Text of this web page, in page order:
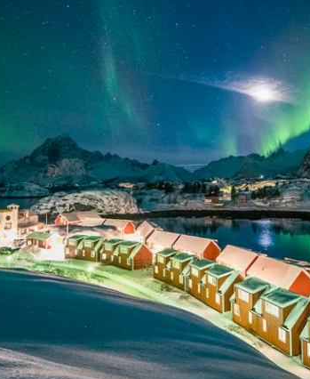
max. 18
und
als Ausgangspunkt für spannende
und Ausflüge in die Umgebung.
& mehr
Landausflüge
Sehenswürdigkeiten an Land
Alle Schiffsreisen